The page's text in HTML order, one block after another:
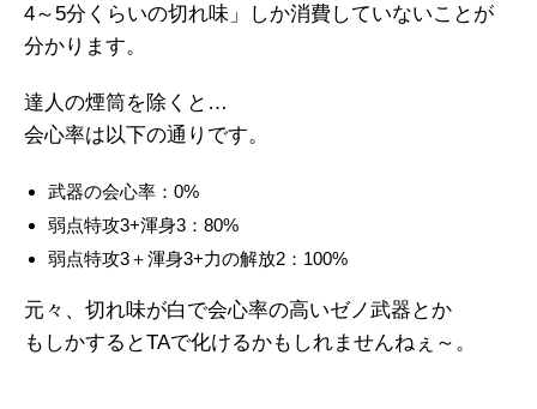
4～5分くらいの切れ味」しか消費していないことが
分かります。
達人の煙筒を除くと…
会心率は以下の通りです。
武器の会心率：0%
弱点特攻3+渾身3：80%
弱点特攻3＋渾身3+力の解放2：100%
元々、切れ味が白で会心率の高いゼノ武器とか
もしかするとTAで化けるかもしれませんねぇ～。